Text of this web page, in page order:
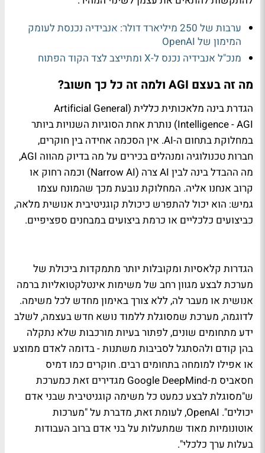
ערבות של 250 מיליארד דולר: אנבידיה נכנסת לעומק
המימון של OpenAI
מנכ"ל אנבידיה נכנס ל-X ומתייצב לצד הקוד הפתוח
מה זה בעצם AGI ולמה זה כל כך חשוב?
הגדרת בינה מלאכותית כללית (Artificial General
Intelligence - AGI) נותרת אחת הסוגיות השנויות ביותר
במחלוקת בתחום ה-AI. אין הסכמה אחידה בין חוקרים,
חברות טכנולוגיה ומנהלים בכירים על מה בדיוק מהווה AGI,
מה ההבדל בינה לבין AI צרה (Narrow AI) וכמה רחוק או
קרוב אנחנו אליה. המחלוקת נובעת מכך שהמונח עצמו
גמיש: הוא יכול להתפרש כיכולת קוגניטיבית אנושית מלאה,
כביצועים כלכליים או כרמת ביצועים במבחנים ספציפיים.
הגדרות קלאסיות ומקובלות יותר מתמקדות ביכולת של
מערכת לבצע מגוון רחב של משימות אינטלקטואליות ברמה
אנושית או מעבר לה, ללא צורך באימון מחדש לכל משימה.
לדוגמה, מערכת שמסוגלת ללמוד נושא חדש בעצמה, לשלב
ידע מתחומים שונים, לפתור בעיות מורכבות שלא נתקלה
בהן קודם ולהסתגל לסביבות משתנות - בדומה לאדם ממוצע
או אפילו למומחה בתחומים רבים. חוקרים כמו דמיס
חסאביס מ-Google DeepMind מגדירים זאת כמערכת
ש"מסוגלת לבצע כמעט כל משימה קוגניטיבית שבני אדם
יכולים". OpenAI, לעומת זאת, מדברת על "מערכות
אוטונומיות מאוד שמתעלות על בני אדם ברוב העבודות
בעלות ערך כלכלי".